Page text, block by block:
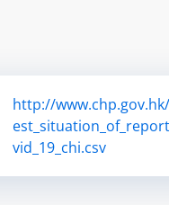
http://
vid_19_chi.csv